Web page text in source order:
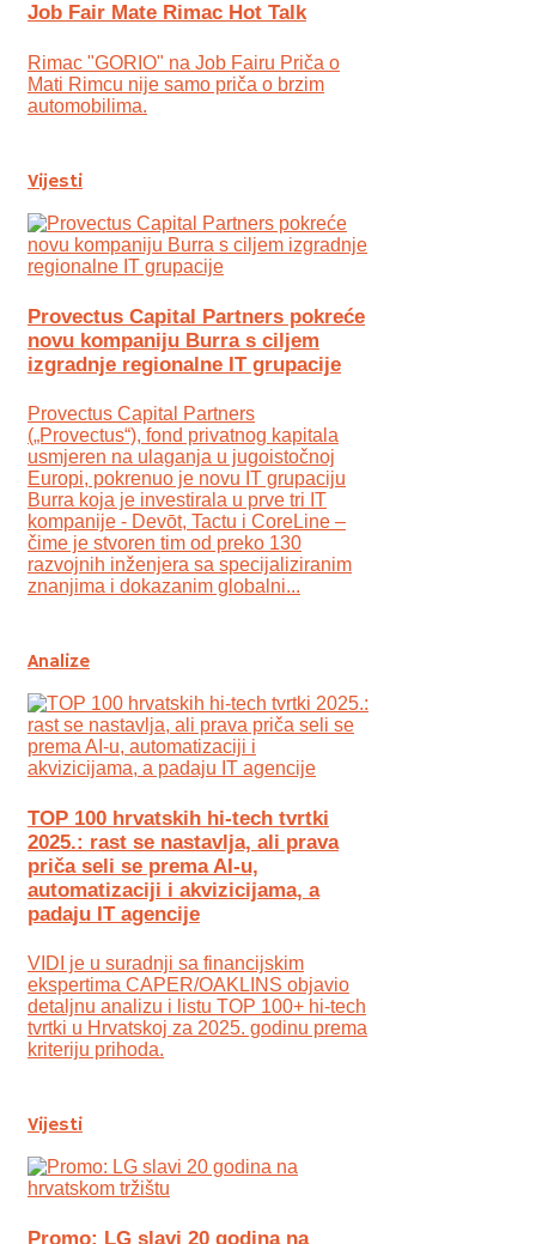
Job Fair Mate Rimac Hot Talk
Rimac "GORIO" na Job Fairu Priča o
Mati Rimcu nije samo priča o brzim
automobilima.
Vijesti
Provectus Capital Partners pokreće
novu kompaniju Burra s ciljem
izgradnje regionalne IT grupacije
Provectus Capital Partners
(„Provectus“), fond privatnog kapitala
usmjeren na ulaganja u jugoistočnoj
Europi, pokrenuo je novu IT grupaciju
Burra koja je investirala u prve tri IT
kompanije - Devōt, Tactu i CoreLine –
čime je stvoren tim od preko 130
razvojnih inženjera sa specijaliziranim
znanjima i dokazanim globalni...
Analize
TOP 100 hrvatskih hi-tech tvrtki
2025.: rast se nastavlja, ali prava
priča seli se prema AI-u,
automatizaciji i akvizicijama, a
padaju IT agencije
VIDI je u suradnji sa financijskim
ekspertima CAPER/OAKLINS objavio
detaljnu analizu i listu TOP 100+ hi-tech
tvrtki u Hrvatskoj za 2025. godinu prema
kriteriju prihoda.
Vijesti
Promo: LG slavi 20 godina na